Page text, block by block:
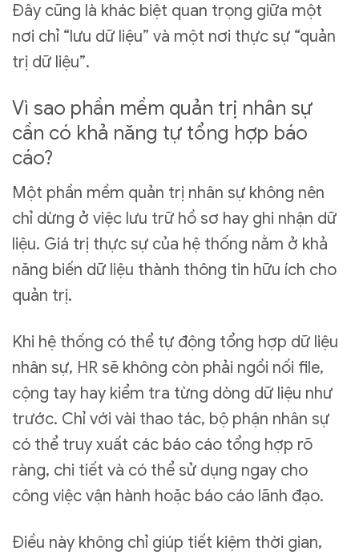
Đây cũng là khác biệt quan trọng giữa một
nơi chỉ “lưu dữ liệu” và một nơi thực sự “quản
trị dữ liệu”.
Vì sao phần mềm quản trị nhân sự
cần có khả năng tự tổng hợp báo
cáo?
Một phần mềm quản trị nhân sự không nên
chỉ dừng ở việc lưu trữ hồ sơ hay ghi nhận dữ
liệu. Giá trị thực sự của hệ thống nằm ở khả
năng biến dữ liệu thành thông tin hữu ích cho
quản trị.
Khi hệ thống có thể tự động tổng hợp dữ liệu
nhân sự, HR sẽ không còn phải ngồi nối file,
cộng tay hay kiểm tra từng dòng dữ liệu như
trước. Chỉ với vài thao tác, bộ phận nhân sự
có thể truy xuất các báo cáo tổng hợp rõ
ràng, chi tiết và có thể sử dụng ngay cho
công việc vận hành hoặc báo cáo lãnh đạo.
Điều này không chỉ giúp tiết kiệm thời gian,